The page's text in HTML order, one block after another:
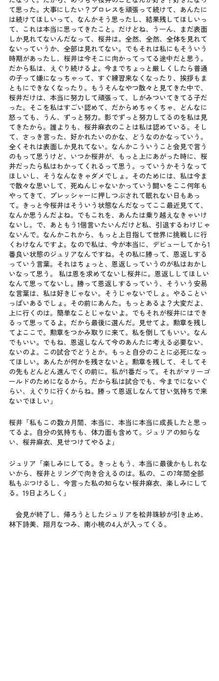
て思った。大事にしたい？プロレスを頑張って続けて、あんたに
は続けてほしいって、なんかそう思ったし、結果残してほしいっ
て、これは本当に思ってきたこと。だけどね、うーん、まだ表面
しか見れてないんだなって、桜井は。全然、全然、全体を見れて
ないっていうか、全部は見れてない。でもそれは私にもそういう
時期があったし、桜井は今そこに向かってってる途中だと思う。
だから私は、えぐり続けるよ。今までちょっと厳しくしたら普通
の子って嫌になっちゃって、すぐ練習来なくなったり、挨拶もま
ともにできなくなったり。もうそんなやつ散々と見てきた中で、
桜井だけは、本当に努力して頑張って、しがみついてきてる子だ
った。そこを私はすごい認めて、だからめちゃくちゃ、どんなに
怒っても、うん、ずっと努力。影でずっと努力してるのを私は見
てきたから。誰よりも、桜井麻衣のことは私は認めている。そし
て、さっき言った、好かれたいのかな、どうなのかなっていう。
全くそれは表面しか見れてない。なんかこういうこと会見で言う
のもって思うけど、いつか桜井が、もっと上にあがった時に、桜
井だったら私はわかってくれるって思う。っていうかそうなって
ほしいし、そうなんなきゃダメでしょ。そのためには、私は今ま
で散々な思いして、死ぬんじゃないかっていう闘いをここ何年も
やってきて、プレッシャーに押しつぶされて眠れない日もあっ
て。きっと今桜井はそういう状態なんだなってここ最近見てて、
なんか思うんだよね。でもこれを、あんたは乗り越えなきゃいけ
ないし。で、あともう1個言いたいんだけど私、引退するわけじゃ
ないんで。なんかこれから、もっと上目指して世界に挑戦しに行
くわけなんですよ。なので私は、今が本当に、デビューしてから1
番良い状態のジュリアなんですね。その私に勝って、恩返しする
っていう言葉。それはちょっと、恩返しっていうのが私はおかし
いなって思う。 私は恩を求めてないし桜井に。恩返ししてほしい
なんて思ってないし。勝って恩返しするっていう、そういう安易
な言葉は、私は好きじゃない。そうじゃないでしょ。やることい
っぱいあるでしょ。その前にあんた。もっとあるよ？大変だよ、
上に行くのは。簡単なことじゃないよ。でもそれが桜井にはでき
るって思ってるよ。だから最後に選んだ。見せてよ。勲章を残し
てよここで。勲章をつかみ取りに来て。私を倒してもいい。なん
でもいい。でもね、恩返しなんて今のあんたに考える必要ない、
ないのよ。この試合でどうとか。もっと自分のことに必死になっ
てほしい。あんたが何かを残さないと。勲章を残して、そしてそ
の先もどんどん進んでくの前に。私が1番だって。それがマリーゴ
ールドのためになるから。だから私は試合でも、今までにないぐ
らい、えぐりに行くからね。勝って恩返しなんて甘い気持ちで来
ないでほしい」
桜井「私もこの数カ月間、本当に、本当に本当に成長したと思っ
てるよ。自分の気持ちも、体力面も含めて。ジュリアの知らな
い、桜井麻衣、見せつけてやるよ」
ジュリア「楽しみにしてる。きっともう、本当に最後かもしれな
いから、桜井とリングで向き合えるのは。私の、この7年間全部
私もぶつけるし、今言った私の知らない桜井麻衣、楽しみにして
る。19日よろしく」
会見が終了し、帰ろうとしたジュリアを松井珠紗が引き止め、
林下詩美、翔月なつみ、南小桃の4人が入ってくる。